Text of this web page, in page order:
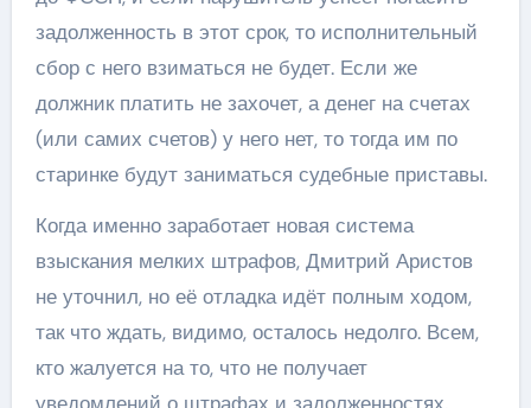
задолженность в этот срок, то исполнительный
сбор с него взиматься не будет. Если же
должник платить не захочет, а денег на счетах
(или самих счетов) у него нет, то тогда им по
старинке будут заниматься судебные приставы.
Когда именно заработает новая система
взыскания мелких штрафов, Дмитрий Аристов
не уточнил, но её отладка идёт полным ходом,
так что ждать, видимо, осталось недолго. Всем,
кто жалуется на то, что не получает